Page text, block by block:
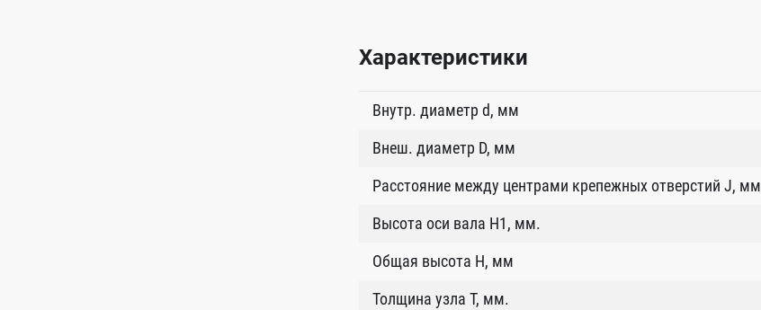
Характеристики
Внутр. диаметр d, мм
Внеш. диаметр D, мм
Расстояние между центрами крепежных отверстий J, мм
Высота оси вала H1, мм.
Общая высота H, мм
Толщина узла T, мм.